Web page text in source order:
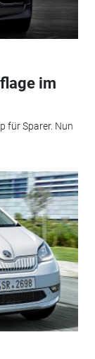
im
für Sparer. Nun